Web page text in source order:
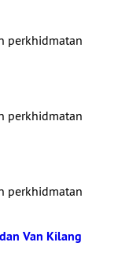
perkhidmatan
perkhidmatan
perkhidmatan
Van Kilang